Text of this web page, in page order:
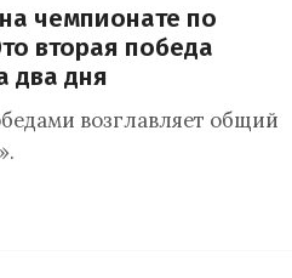
чемпионате по
вторая победа
два дня
возглавляет общий